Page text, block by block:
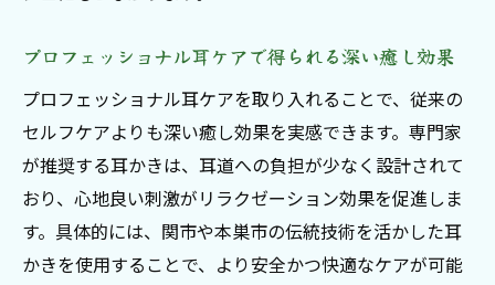
プロフェッショナル耳ケアで得られる深い癒し効果
プロフェッショナル耳ケアを取り入れることで、従来の
セルフケアよりも深い癒し効果を実感できます。専門家
が推奨する耳かきは、耳道への負担が少なく設計されて
おり、心地良い刺激がリラクゼーション効果を促進しま
す。具体的には、関市や本巣市の伝統技術を活かした耳
かきを使用することで、より安全かつ快適なケアが可能